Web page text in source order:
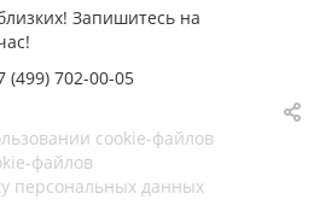
Запишитесь на
(499) 702-00-05
cookie-файлов
файлов
персональных данных